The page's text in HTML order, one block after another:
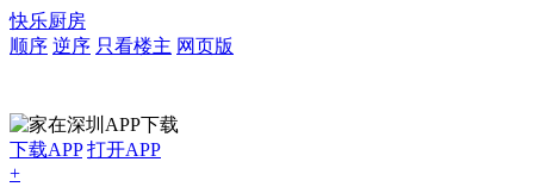
快乐厨房
顺序 逆序 只看楼主 网页版
下载APP 打开APP
+